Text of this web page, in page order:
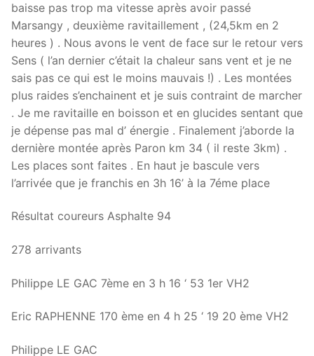
baisse pas trop ma vitesse après avoir passé
Marsangy , deuxième ravitaillement , (24,5km en 2
heures ) . Nous avons le vent de face sur le retour vers
Sens ( l’an dernier c’était la chaleur sans vent et je ne
sais pas ce qui est le moins mauvais !) . Les montées
plus raides s’enchainent et je suis contraint de marcher
. Je me ravitaille en boisson et en glucides sentant que
je dépense pas mal d’ énergie . Finalement j’aborde la
dernière montée après Paron km 34 ( il reste 3km) .
Les places sont faites . En haut je bascule vers
l’arrivée que je franchis en 3h 16’ à la 7éme place
Résultat coureurs Asphalte 94
278 arrivants
Philippe LE GAC 7ème en 3 h 16 ‘ 53 1er VH2
Eric RAPHENNE 170 ème en 4 h 25 ‘ 19 20 ème VH2
Philippe LE GAC